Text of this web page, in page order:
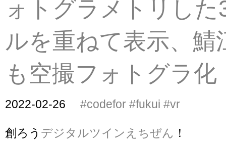
ォトグラメトリした
ルを重ねて表示、鯖
も空撮フォトグラ化
2022-02-26 #codefor #fukui #vr
創ろう デジタルツインえちぜん ！